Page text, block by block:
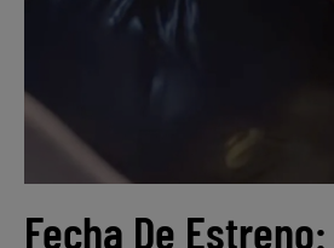
Fecha De Estreno: